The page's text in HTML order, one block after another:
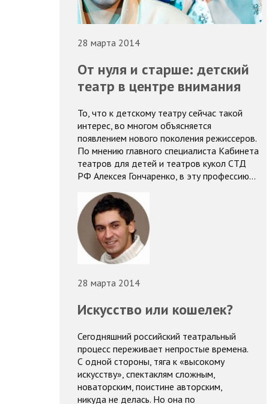
28 марта 2014
От нуля и старше: детский
театр в центре внимания
То, что к детскому театру сейчас такой
интерес, во многом объясняется
появлением нового поколения режиссеров.
По мнению главного специалиста Кабинета
театров для детей и театров кукол СТД
РФ Алексея Гончаренко, в эту профессию…
28 марта 2014
Искусство или кошелек?
Сегодняшний российский театральный
процесс переживает непростые времена.
С одной стороны, тяга к «высокому
искусству», спектаклям сложным,
новаторским, поистине авторским,
никуда не делась. Но она по